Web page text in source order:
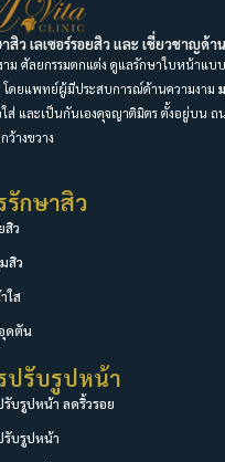
สิว เลเซอร์รอยสิว และ เชี่ยวชาญด้
าม ศัลยกรรมตกแต่ง ดูแลรักษาใบหน้าแบ
ดยแพทย์ผู้มีประสบการณ์ด้านความงาม
ใส่ และเป็นกันเองดุจญาติมิตร ตั้งอยู่บน
ว้างขวาง
รักษาสิว
สิว
สิว
ใส
ดตัน
ปรับรูปหน้า
รับรูปหน้า ลดริ้วรอย
รับรูปหน้า